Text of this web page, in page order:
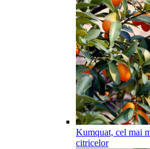
Kumquat, cel mai
citricelor